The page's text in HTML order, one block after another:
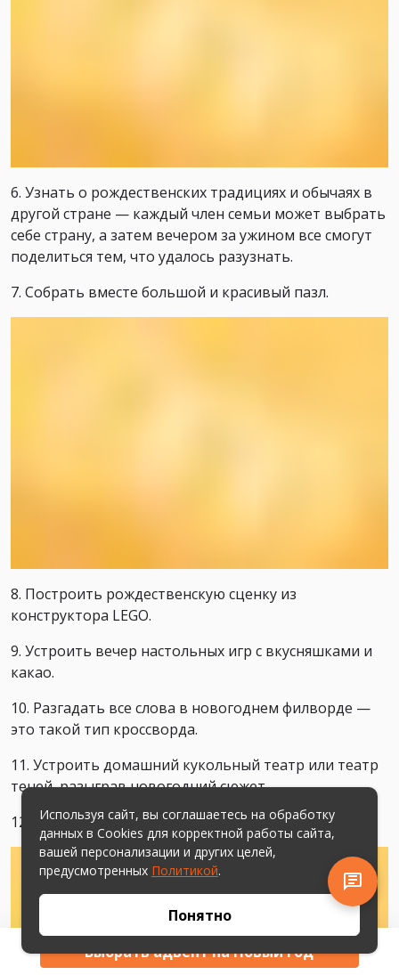
6. Узнать о рождественских традициях и обычаях в
другой стране — каждый член семьи может выбрать
себе страну, а затем вечером за ужином все смогут
поделиться тем, что удалось разузнать.
7. Собрать вместе большой и красивый пазл.
8. Построить рождественскую сценку из
конструктора LEGO.
9. Устроить вечер настольных игр с вкусняшками и
какао.
10. Разгадать все слова в новогоднем филворде —
это такой тип кроссворда.
11. Устроить домашний кукольный театр или театр
теней, разыграв новогодний сюжет.
12. Устроить гадания по новогодней книге.
Используя сайт, вы соглашаетесь на обработку
данных в Cookies для корректной работы сайта,
вашей персонализации и других целей,
предусмотренных Политикой.
Понятно
Выбрать адвент на Новый год